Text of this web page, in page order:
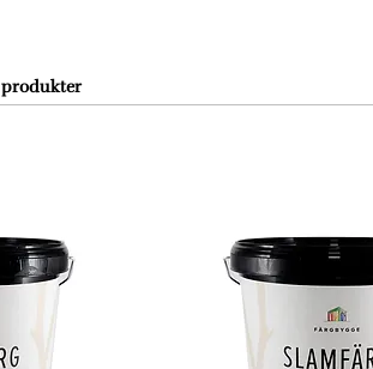
produkter